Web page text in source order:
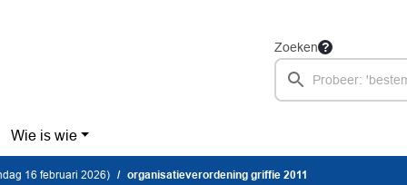
Zoeken
Wie is wie
16 februari 2026) organisatieverordening griffie 2011